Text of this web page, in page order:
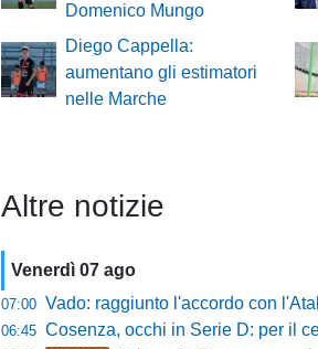
Domenico Mungo
Diego Cappella:
aumentano gli estimatori
nelle Marche
Altre notizie
Venerdì 07 ago
07:00 Vado: raggiunto l'accordo con l'Atalanta per
06:45 Cosenza, occhi in Serie D: per il